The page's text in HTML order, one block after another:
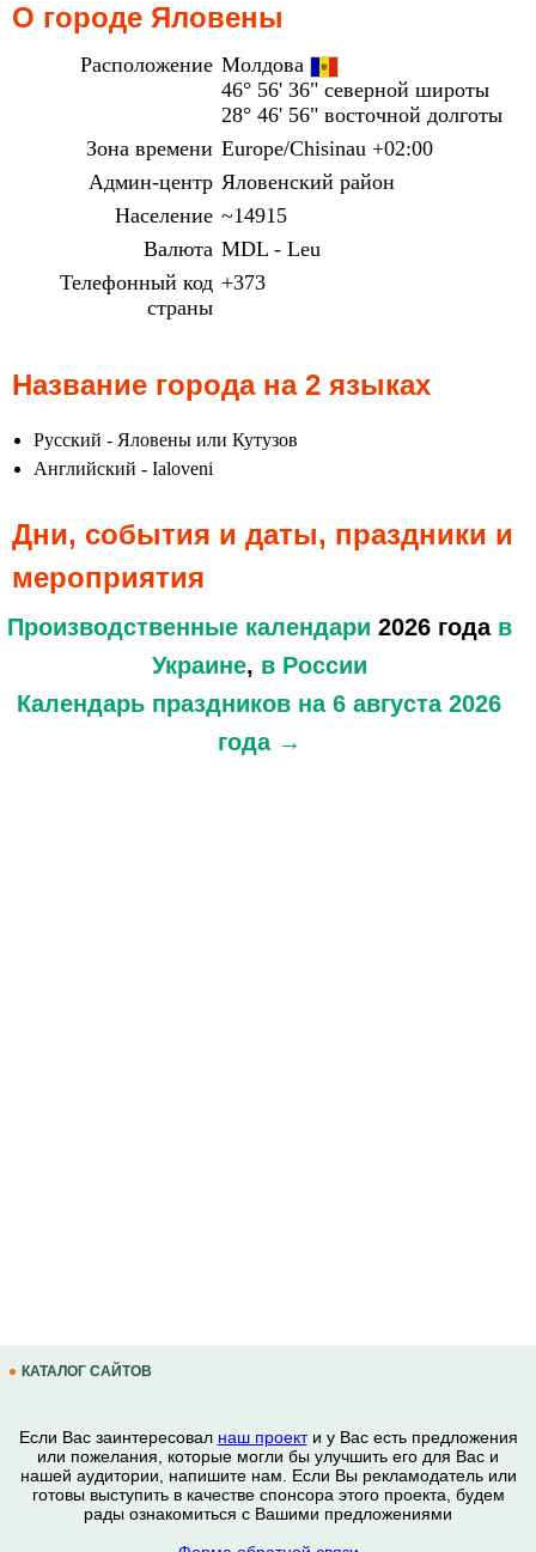
О городе Яловены
Расположение Молдова
46° 56' 36" северной широты
28° 46' 56" восточной долготы
Зона времени Europe/Chisinau +02:00
Админ-центр Яловенский район
Население ~14915
Валюта MDL - Leu
Телефонный код
страны
+373
Название города на 2 языках
Русский - Яловены или Кутузов
Английский - Ialoveni
Дни, события и даты, праздники и
мероприятия
Производственные календари 2026 года в
Украине, в России
Календарь праздников на 6 августа 2026
года →
КАТАЛОГ САЙТОВ
Если Вас заинтересовал наш проекти у Вас есть предложения
или пожелания, которые могли бы улучшить его для Вас и
нашей аудитории, напишите нам. Если Вы рекламодатель или
готовы выступить в качестве спонсора этого проекта, будем
рады ознакомиться с Вашими предложениями